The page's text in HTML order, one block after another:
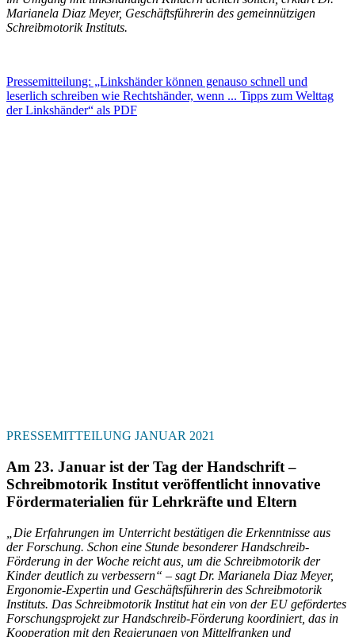
Marianela Diaz Meyer, Geschäftsführerin des gemeinnützigen
Schreibmotorik Instituts.
Pressemitteilung: „Linkshänder können genauso schnell und
leserlich schreiben wie Rechtshänder, wenn ... Tipps zum Welttag
der Linkshänder“ als PDF
PRESSEMITTEILUNG JANUAR 2021
Am 23. Januar ist der Tag der Handschrift –
Schreibmotorik Institut veröffentlicht innovative
Fördermaterialien für Lehrkräfte und Eltern
„Die Erfahrungen im Unterricht bestätigen die Erkenntnisse aus
der Forschung. Schon eine Stunde besonderer Handschreib-
Förderung in der Woche reicht aus, um die Schreibmotorik der
Kinder deutlich zu verbessern“ – sagt Dr. Marianela Diaz Meyer,
Ergonomie-Expertin und Geschäftsführerin des Schreibmotorik
Instituts. Das Schreibmotorik Institut hat ein von der EU gefördertes
Forschungsprojekt zur Handschreib-Förderung koordiniert, das in
Kooperation mit den Regierungen von Mittelfranken und